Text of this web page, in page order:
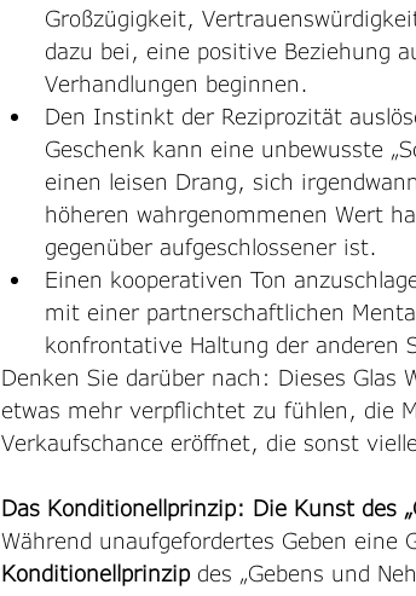
Großzügigkeit,
dazu bei, eine positive Beziehung
Verhandlungen beginnen.
Den Instinkt der Reziprozität
Geschenk kann eine unbewusste
einen leisen Drang, sich
höheren wahrgenommenen Wert
gegenüber aufgeschlossener ist.
Einen kooperativen Ton
mit einer partnerschaftlichen
konfrontative Haltung der anderen
Denken Sie darüber nach: Dieses Glas
etwas mehr verpflichtet zu fühlen, die
Verkaufschance eröffnet, die sonst
Das Konditionellprinzip: Die Kunst des
Während unaufgefordertes Geben eine
Konditionellprinzip des „Gebens und